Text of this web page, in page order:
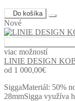
Do košíka
Nové
viac možností
LINIE DESIGN
od 1 000,00€
SiggaMateriál: 50%
28mmSigga využíva